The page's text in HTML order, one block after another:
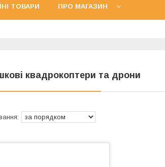
ТОВАРИ ПРО МАГАЗИН
квадрокоптери та дрони